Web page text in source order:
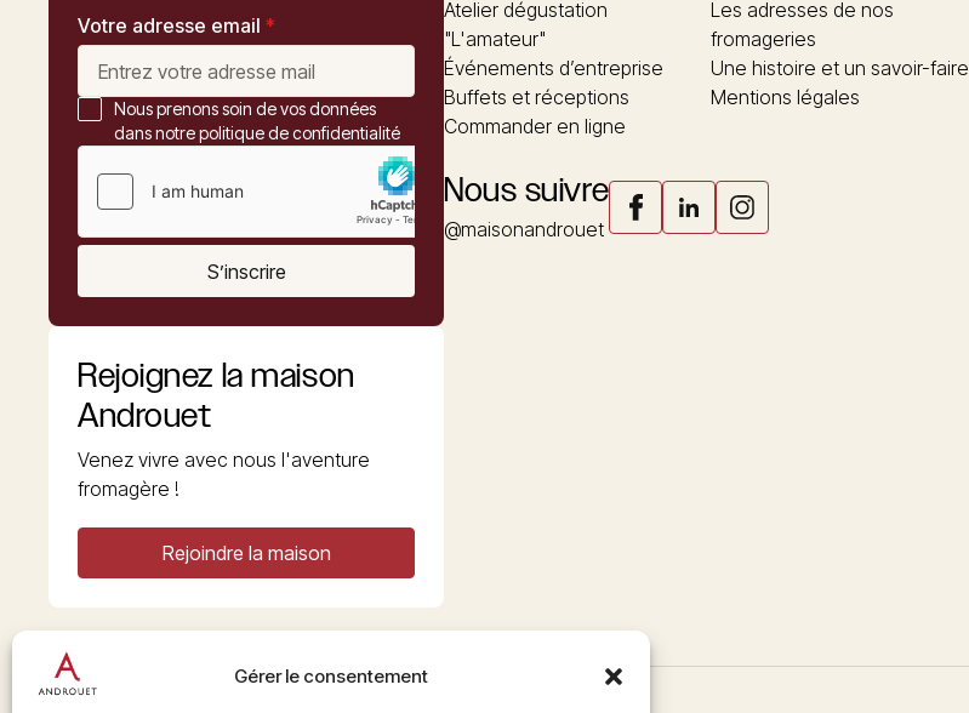
Gérer le consentement
Votre adresse email *
Nous prenons soin de vos données
dans notre politique de confidentialité
S’inscrire
Rejoignez la maison
Androuet
Venez vivre avec nous l'aventure
fromagère !
Rejoindre la maison
Atelier dégustation
"L'amateur"
Événements d’entreprise
Buffets et réceptions
Commander en ligne
Les adresses de nos
fromageries
Une histoire et un savoir-faire
Mentions légales
Nous suivre
@maisonandrouet